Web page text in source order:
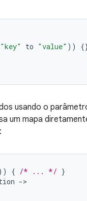
"key" to "value" ))
usando o
um mapa
{ /* ... */ }
-